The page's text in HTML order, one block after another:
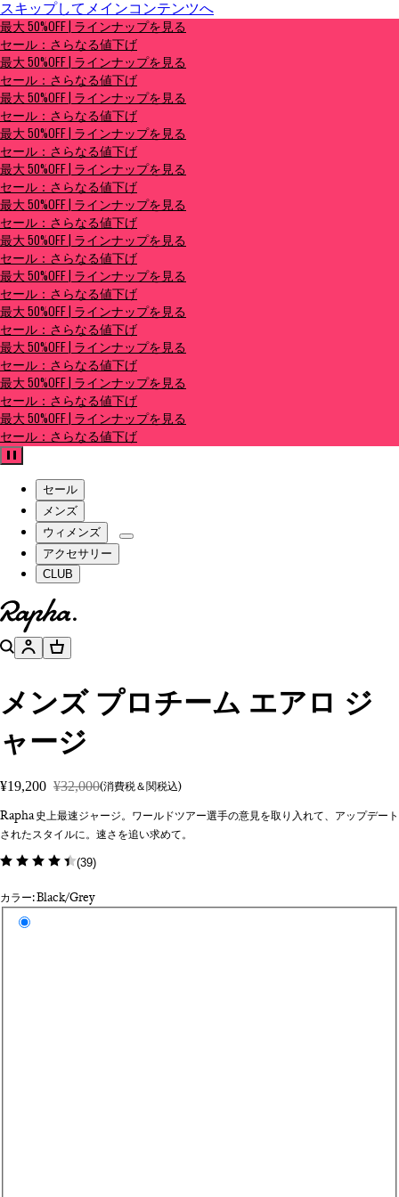
スキップしてメインコンテンツへ
最大 50%OFF | ラインナップを見る
セール：さらなる値下げ
最大 50%OFF | ラインナップを見る
セール：さらなる値下げ
最大 50%OFF | ラインナップを見る
セール：さらなる値下げ
最大 50%OFF | ラインナップを見る
セール：さらなる値下げ
最大 50%OFF | ラインナップを見る
セール：さらなる値下げ
最大 50%OFF | ラインナップを見る
セール：さらなる値下げ
最大 50%OFF | ラインナップを見る
セール：さらなる値下げ
最大 50%OFF | ラインナップを見る
セール：さらなる値下げ
最大 50%OFF | ラインナップを見る
セール：さらなる値下げ
最大 50%OFF | ラインナップを見る
セール：さらなる値下げ
最大 50%OFF | ラインナップを見る
セール：さらなる値下げ
最大 50%OFF | ラインナップを見る
セール：さらなる値下げ
最大 50%OFF | ラインナップを見る
セール：さらなる値下げ
セール
メンズ
ウィメンズ
アクセサリー
CLUB
ホームページへ
検索アカウントバスケット
メンズ プロチーム エアロ ジ
ャージ
¥19,200 ¥32,000(消費税＆関税込)
Rapha 史上最速ジャージ。ワールドツアー選手の意見を取り入れて、アップデート
されたスタイルに。速さを追い求めて。
(39)
カラー: Black/Grey
カラーを選択